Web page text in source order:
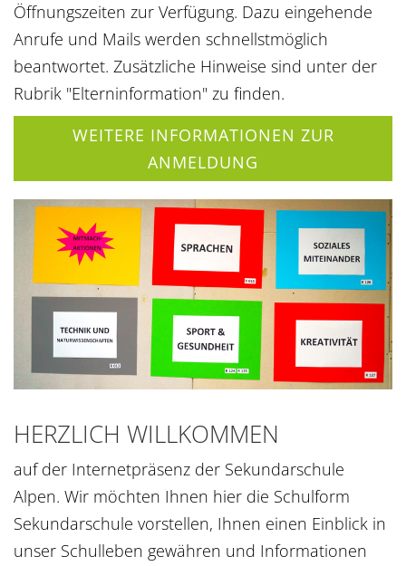
Öffnungszeiten zur Verfügung. Dazu eingehende
Anrufe und Mails werden schnellstmöglich
beantwortet. Zusätzliche Hinweise sind unter der
Rubrik "Elterninformation" zu finden.
WEITERE INFORMATIONEN ZUR
ANMELDUNG
HERZLICH WILLKOMMEN
auf der Internetpräsenz der Sekundarschule
Alpen. Wir möchten Ihnen hier die Schulform
Sekundarschule vorstellen, Ihnen einen Einblick in
unser Schulleben gewähren und Informationen